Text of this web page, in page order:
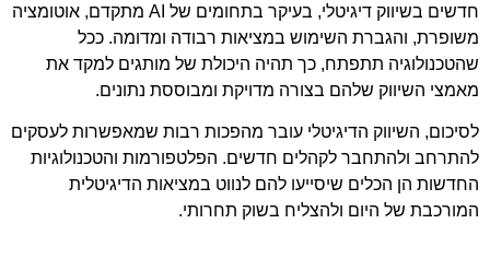
חדשים בשיווק דיגיטלי, בעיקר בתחומים של AI מתקדם, אוטומציה
משופרת, והגברת השימוש במציאות רבודה ומדומה. ככל
שהטכנולוגיה תתפתח, כך תהיה היכולת של מותגים למקד את
מאמצי השיווק שלהם בצורה מדויקת ומבוססת נתונים.
לסיכום, השיווק הדיגיטלי עובר מהפכות רבות שמאפשרות לעסקים
להתרחב ולהתחבר לקהלים חדשים. הפלטפורמות והטכנולוגיות
החדשות הן הכלים שיסייעו להם לנווט במציאות הדיגיטלית
המורכבת של היום ולהצליח בשוק תחרותי.